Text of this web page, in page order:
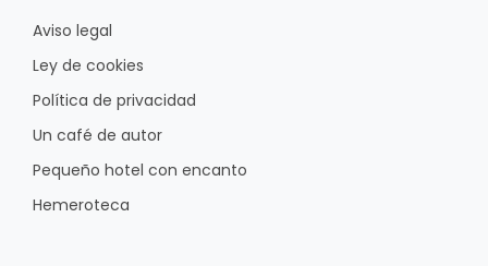
Aviso legal
Ley de cookies
Política de privacidad
Un café de autor
Pequeño hotel con encanto
Hemeroteca